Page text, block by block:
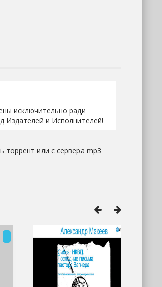
исключительно ради
Издателей и Исполнителей!
торрент или с сервера mp3